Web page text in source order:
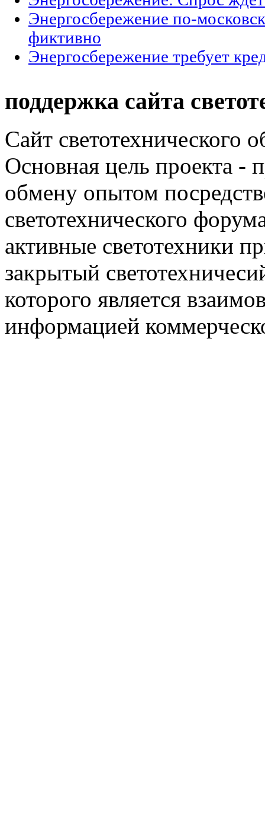
Энергосбережение по-
фиктивно
Энергосбережение требует
поддержка сайта
Сайт светотехнического
Основная цель проекта -
обмену опытом
светотехнического
активные светотехники
закрытый
которого является
информацией